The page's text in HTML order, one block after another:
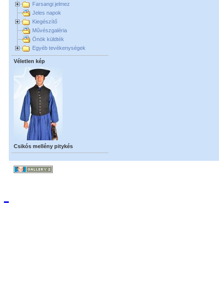
Farsangi jelmez
Jeles napok
Kiegészítő
Művészgaléria
Önök küldték
Egyéb tevékenységek
Véletlen kép
Csikós mellény pitykés